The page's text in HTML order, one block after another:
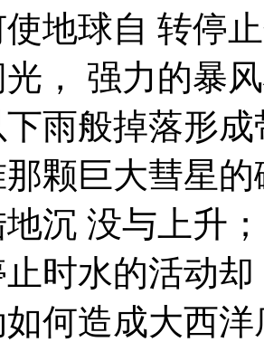
地球自 转停止
， 强力的暴风
雨般掉落形成
颗巨大彗星的
地沉 没与上升
时水的活动却
何造成大西